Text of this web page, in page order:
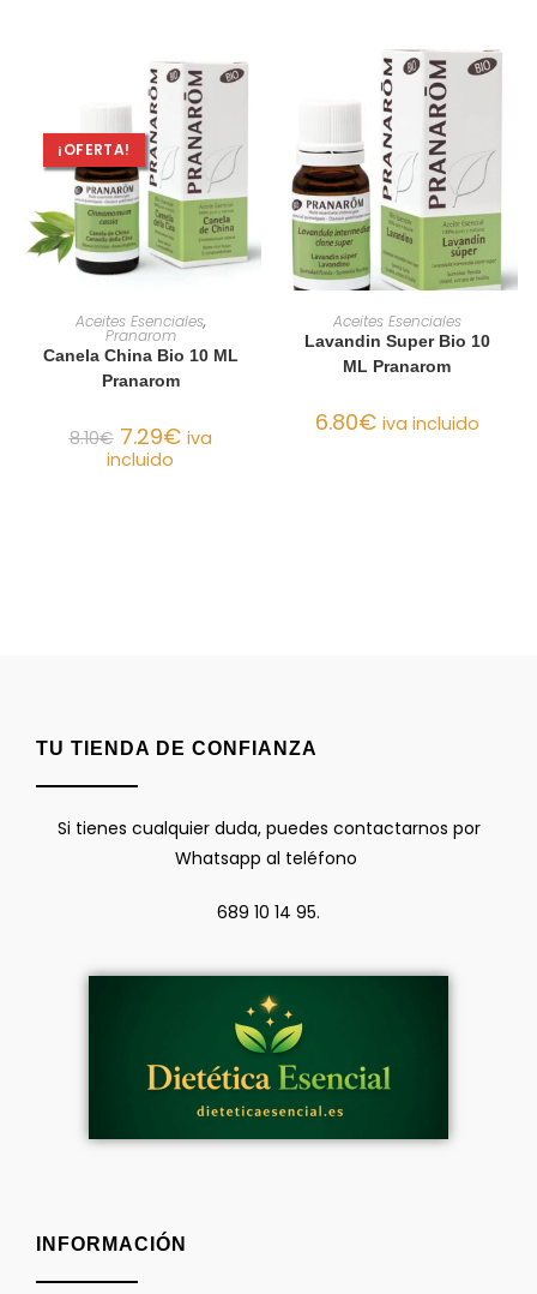
¡OFERTA!
AÑADIR AL CARRITO
Aceites Esenciales,
Pranarom
Canela China Bio 10 ML
Pranarom
8.10€ 7.29€ iva
incluido
AÑADIR AL CARRITO
Aceites Esenciales
Lavandin Super Bio 10
ML Pranarom
6.80€ iva incluido
TU TIENDA DE CONFIANZA
Si tienes cualquier duda, puedes contactarnos por
Whatsapp al teléfono
689 10 14 95.
INFORMACIÓN